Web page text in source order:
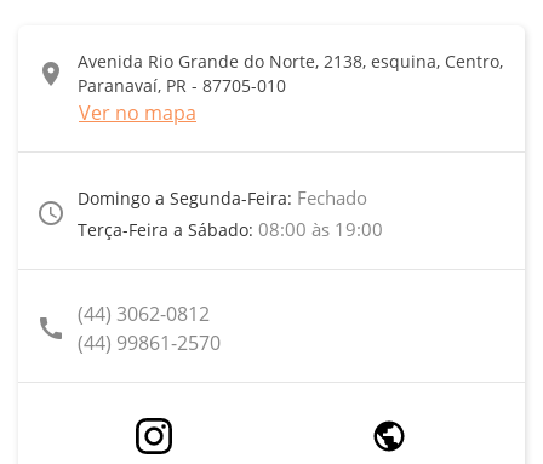
location_on
Avenida Rio Grande do Norte, 2138, esquina, Centro,
Paranavaí, PR - 87705-010
Ver no mapa
access_time
Domingo a Segunda-Feira: Fechado
Terça-Feira a Sábado: 08:00 às 19:00
call (44) 3062-0812
(44) 99861-2570